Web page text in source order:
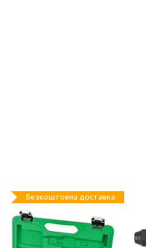
Безкоштовна доставка